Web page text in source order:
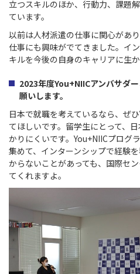
立つスキルのほか、行動力、課題
ています。
以前は人材派遣の仕事に関心があ
仕事にも興味がでてきました。イ
キルを今後の自身のキャリアに生
2023年度You+NIICアンバサダ
願いします。
日本で就職を考えているなら、ぜひ
てほしいです。留学生にとって、
かりにくいです。 You+NIICプログ
集めて、インターンシップで経験
からないことがあっても、国際セ
てくれますよ。